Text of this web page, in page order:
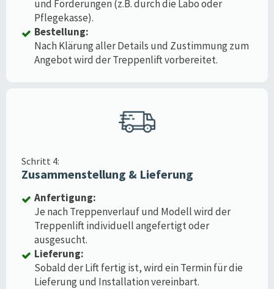
und Förderungen (z.B. durch die Labo oder
Pflegekasse).
Bestellung:
Nach Klärung aller Details und Zustimmung zum
Angebot wird der Treppenlift vorbereitet.
Schritt 4:
Zusammenstellung & Lieferung
Anfertigung:
Je nach Treppenverlauf und Modell wird der
Treppenlift individuell angefertigt oder
ausgesucht.
Lieferung:
Sobald der Lift fertig ist, wird ein Termin für die
Lieferung und Installation vereinbart.